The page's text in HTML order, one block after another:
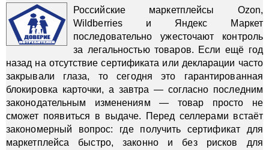
Российские маркетплейсы Ozon,
Wildberries и Яндекс Маркет
последовательно ужесточают контроль
за легальностью товаров. Если ещё год
назад на отсутствие сертификата или декларации часто
закрывали глаза, то сегодня это гарантированная
блокировка карточки, а завтра — согласно последним
законодательным изменениям — товар просто не
сможет появиться в выдаче. Перед селлерами встаёт
закономерный вопрос: где получить сертификат для
маркетплейса быстро, законно и без рисков для